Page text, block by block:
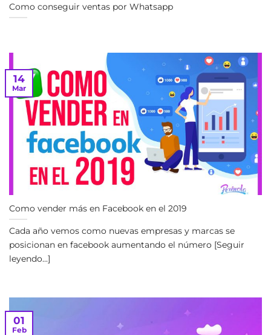
Como conseguir ventas por Whatsapp
Como vender más en Facebook en el 2019
Cada año vemos como nuevas empresas y marcas se
posicionan en facebook aumentando el número [Seguir
leyendo...]
14
Mar
01
Feb